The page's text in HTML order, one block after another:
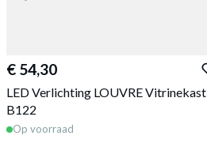
€ 54,30
LED Verlichting LOUVRE Vitrinekast
B122
Op voorraad